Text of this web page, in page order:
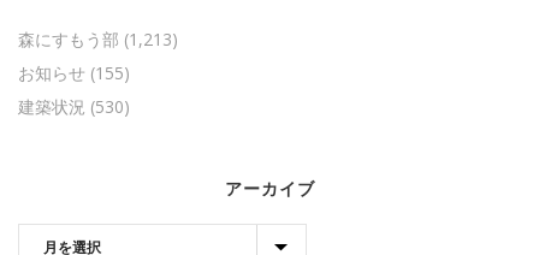
森にすもう部 (1,213)
お知らせ (155)
建築状況 (530)
アーカイブ